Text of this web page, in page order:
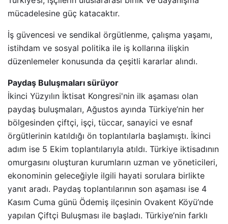
mücadelesine güç katacaktır.
İş güvencesi ve sendikal örgütlenme, çalışma yaşamı,
istihdam ve sosyal politika ile iş kollarına ilişkin
düzenlemeler konusunda da çeşitli kararlar alındı.
Paydaş Buluşmaları sürüyor
İkinci Yüzyılın İktisat Kongresi'nin ilk aşaması olan
paydaş buluşmaları, Ağustos ayında Türkiye’nin her
bölgesinden çiftçi, işçi, tüccar, sanayici ve esnaf
örgütlerinin katıldığı ön toplantılarla başlamıştı. İkinci
adım ise 5 Ekim toplantılarıyla atıldı. Türkiye iktisadının
omurgasını oluşturan kurumların uzman ve yöneticileri,
ekonominin geleceğiyle ilgili hayati sorulara birlikte
yanıt aradı. Paydaş toplantılarının son aşaması ise 4
Kasım Cuma günü Ödemiş ilçesinin Ovakent Köyü’nde
yapılan Çiftçi Buluşması ile başladı. Türkiye’nin farklı